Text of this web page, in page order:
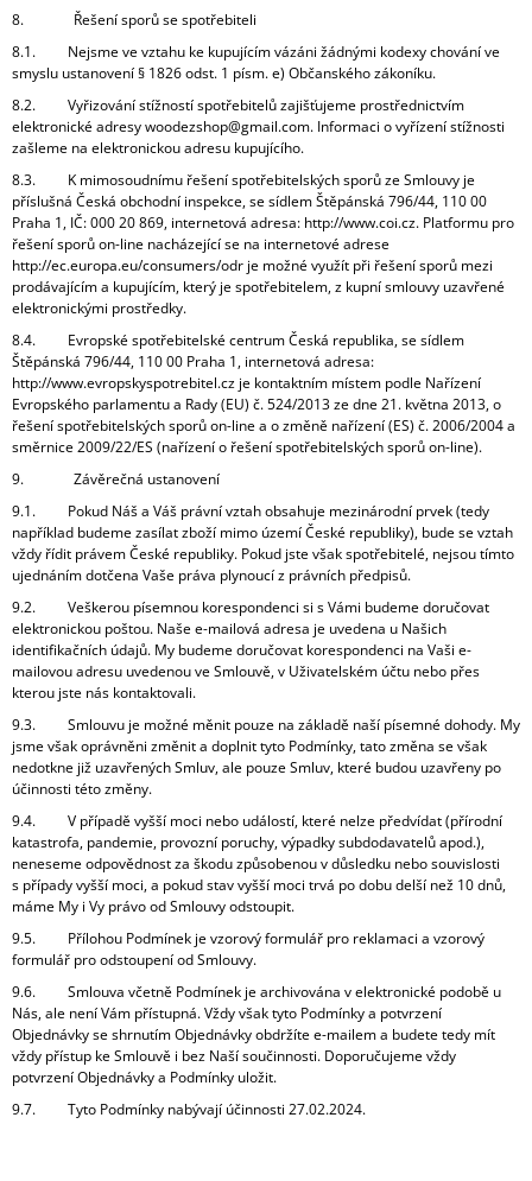
8. Řešení sporů se spotřebiteli
8.1. Nejsme ve vztahu ke kupujícím vázáni žádnými kodexy chování ve
smyslu ustanovení § 1826 odst. 1 písm. e) Občanského zákoníku.
8.2. Vyřizování stížností spotřebitelů zajišťujeme prostřednictvím
elektronické adresy woodezshop@gmail.com. Informaci o vyřízení stížnosti
zašleme na elektronickou adresu kupujícího.
8.3. K mimosoudnímu řešení spotřebitelských sporů ze Smlouvy je
příslušná Česká obchodní inspekce, se sídlem Štěpánská 796/44, 110 00
Praha 1, IČ: 000 20 869, internetová adresa: http://www.coi.cz. Platformu pro
řešení sporů on-line nacházející se na internetové adrese
http://ec.europa.eu/consumers/odr je možné využít při řešení sporů mezi
prodávajícím a kupujícím, který je spotřebitelem, z kupní smlouvy uzavřené
elektronickými prostředky.
8.4. Evropské spotřebitelské centrum Česká republika, se sídlem
Štěpánská 796/44, 110 00 Praha 1, internetová adresa:
http://www.evropskyspotrebitel.cz je kontaktním místem podle Nařízení
Evropského parlamentu a Rady (EU) č. 524/2013 ze dne 21. května 2013, o
řešení spotřebitelských sporů on-line a o změně nařízení (ES) č. 2006/2004 a
směrnice 2009/22/ES (nařízení o řešení spotřebitelských sporů on-line).
9. Závěrečná ustanovení
9.1. Pokud Náš a Váš právní vztah obsahuje mezinárodní prvek (tedy
například budeme zasílat zboží mimo území České republiky), bude se vztah
vždy řídit právem České republiky. Pokud jste však spotřebitelé, nejsou tímto
ujednáním dotčena Vaše práva plynoucí z právních předpisů.
9.2. Veškerou písemnou korespondenci si s Vámi budeme doručovat
elektronickou poštou. Naše e-mailová adresa je uvedena u Našich
identifikačních údajů. My budeme doručovat korespondenci na Vaši e-
mailovou adresu uvedenou ve Smlouvě, v Uživatelském účtu nebo přes
kterou jste nás kontaktovali.
9.3. Smlouvu je možné měnit pouze na základě naší písemné dohody. My
jsme však oprávněni změnit a doplnit tyto Podmínky, tato změna se však
nedotkne již uzavřených Smluv, ale pouze Smluv, které budou uzavřeny po
účinnosti této změny.
9.4. V případě vyšší moci nebo událostí, které nelze předvídat (přírodní
katastrofa, pandemie, provozní poruchy, výpadky subdodavatelů apod.),
neneseme odpovědnost za škodu způsobenou v důsledku nebo souvislosti
s případy vyšší moci, a pokud stav vyšší moci trvá po dobu delší než 10 dnů,
máme My i Vy právo od Smlouvy odstoupit.
9.5. Přílohou Podmínek je vzorový formulář pro reklamaci a vzorový
formulář pro odstoupení od Smlouvy.
9.6. Smlouva včetně Podmínek je archivována v elektronické podobě u
Nás, ale není Vám přístupná. Vždy však tyto Podmínky a potvrzení
Objednávky se shrnutím Objednávky obdržíte e-mailem a budete tedy mít
vždy přístup ke Smlouvě i bez Naší součinnosti. Doporučujeme vždy
potvrzení Objednávky a Podmínky uložit.
9.7. Tyto Podmínky nabývají účinnosti 27.02.2024.